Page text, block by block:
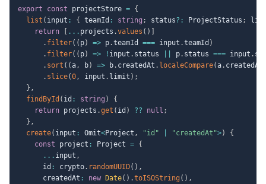
export const projectStore = {
list ( input : { teamId : string ; status? : ProjectStatus ;
return
... projects .values ( )
. filter( ( p) => p.teamId === input .teamId )
. filter( ( p) => ! input . status p. status === input .
. sort ( (a, b) => b. createdAt . localeCompare(a. createdAt
. slice(0, input . limit ) ;
} ,
findById ( id : string )
{
return projects .get ( id ) ?? null ;
} ,
create( input : Omit<Project , "id" "createdAt">)
{
const project : Project = {
... input ,
      id
: crypto. randomUUID( ) ,
      createdAt
: new Date( ) .toISOString ( ) ,